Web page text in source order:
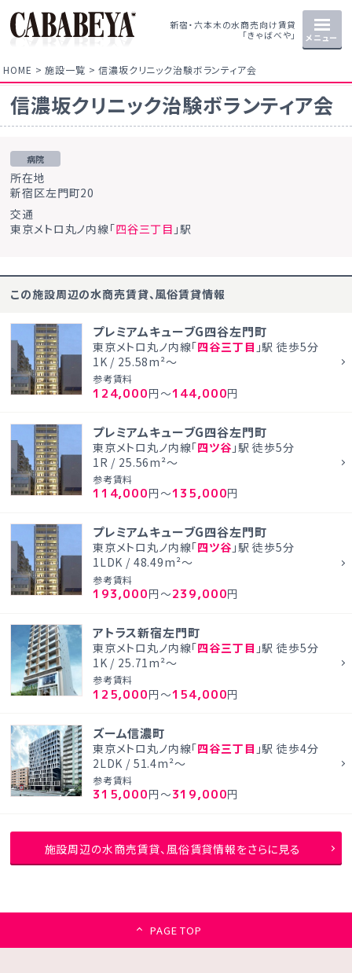
新宿・六本木の水商売向け賃貸
「きゃばべや」
メニュー
HOME 施設一覧 信濃坂クリニック治験ボランティア会
信濃坂クリニック治験ボランティア会
病院
所在地
新宿区左門町20
交通
東京メトロ丸ノ内線「四谷三丁目 」駅
この施設周辺の水商売賃貸、風俗賃貸情報
プレミアムキューブG四谷左門町
東京メトロ丸ノ内線「四谷三丁目 」駅 徒歩5分
1K / 25.58m²～
参考賃料
124,000円～144,000円
プレミアムキューブG四谷左門町
東京メトロ丸ノ内線「四ツ谷 」駅 徒歩5分
1R / 25.56m²～
参考賃料
114,000円～135,000円
プレミアムキューブG四谷左門町
東京メトロ丸ノ内線「四ツ谷 」駅 徒歩5分
1LDK / 48.49m²～
参考賃料
193,000円～239,000円
アトラス新宿左門町
東京メトロ丸ノ内線「四谷三丁目 」駅 徒歩5分
1K / 25.71m²～
参考賃料
125,000円～154,000円
ズーム信濃町
東京メトロ丸ノ内線「四谷三丁目 」駅 徒歩4分
2LDK / 51.4m²～
参考賃料
315,000円～319,000円
施設周辺の水商売賃貸、風俗賃貸情報をさらに見る
PAGE TOP